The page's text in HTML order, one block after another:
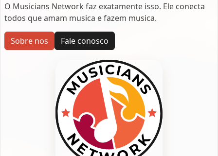
O Musicians Network faz exatamente isso. Ele conecta
todos que amam musica e fazem musica.
Sobre nos Fale conosco